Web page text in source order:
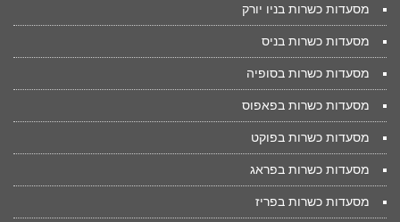
מסעדות כשרות בניו יורק
מסעדות כשרות בניס
מסעדות כשרות בסופיה
מסעדות כשרות בפאפוס
מסעדות כשרות בפוקט
מסעדות כשרות בפראג
מסעדות כשרות בפריז